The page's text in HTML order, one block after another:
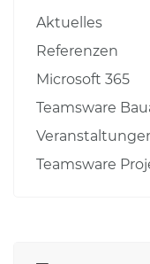
Aktuelles
Referenzen
Microsoft 365
Teamsware
Teamsware